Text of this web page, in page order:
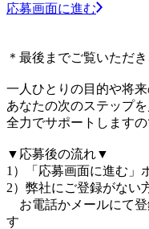
応募画面に進む
＊最後までご覧いただ
一人ひとりの目的や将
あなたの次のステップ
全力でサポートします
▼応募後の流れ▼
1）「応募画面に進む」
2）弊社にご登録がない
お電話かメールにて登
す